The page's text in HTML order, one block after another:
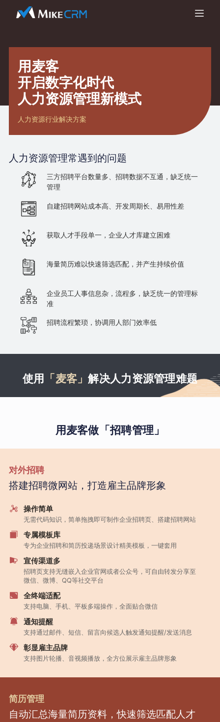
用麦客
开启数字化时代
人力资源管理新模式
人力资源行业解决方案
人力资源管理常遇到的问题
三方招聘平台数量多、招聘数据不互通，缺乏统一
管理
自建招聘网站成本高、开发周期长、易用性差
获取人才手段单一，企业人才库建立困难
海量简历难以快速筛选匹配，并产生持续价值
企业员工人事信息杂，流程多，缺乏统一的管理标
准
招聘流程繁琐，协调用人部门效率低
使用 「麦客」解决人力资源管理难题
用麦客做「招聘管理」
对外招聘
搭建招聘微网站，打造雇主品牌形象
操作简单
无需代码知识，简单拖拽即可制作企业招聘页、搭建招聘网站
专属模板库
专为企业招聘和简历投递场景设计精美模板，一键套用
宣传渠道多
招聘页支持无缝嵌入企业官网或者公众号，可自由转发分享至
微信、微博、QQ等社交平台
全终端适配
支持电脑、手机、平板多端操作，全面贴合微信
通知提醒
支持通过邮件、短信、留言向候选人触发通知提醒/发送消息
彰显雇主品牌
支持图片轮播、音视频播放，全方位展示雇主品牌形象
简历管理
自动汇总海量简历资料，快速筛选匹配人才